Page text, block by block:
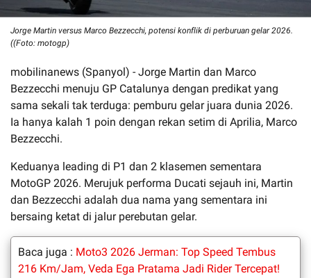
Jorge Martin versus Marco Bezzecchi, potensi konflik di perburuan gelar 2026.
((Foto: motogp)
mobilinanews (Spanyol) - Jorge Martin dan Marco
Bezzecchi menuju GP Catalunya dengan predikat yang
sama sekali tak terduga: pemburu gelar juara dunia 2026.
Ia hanya kalah 1 poin dengan rekan setim di Aprilia, Marco
Bezzecchi.
Keduanya leading di P1 dan 2 klasemen sementara
MotoGP 2026. Merujuk performa Ducati sejauh ini, Martin
dan Bezzecchi adalah dua nama yang sementara ini
bersaing ketat di jalur perebutan gelar.
Baca juga : Moto3 2026 Jerman: Top Speed Tembus
216 Km/Jam, Veda Ega Pratama Jadi Rider Tercepat!